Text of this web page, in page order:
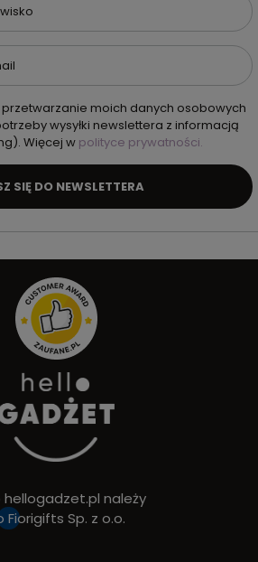
moich danych osobowych
wysyłki newslettera z informacją
Więcej w polityce prywatności.
SIĘ DO NEWSLETTERA
hellogadzet.pl należy
Fiorigifts Sp. z o.o.